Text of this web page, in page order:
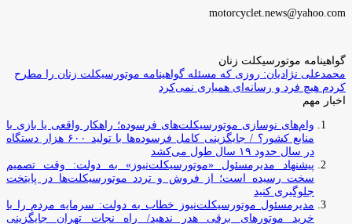
motorcyclet.news@yahoo.com
گواهینامه موتورسیکلت زنان
محمدعلی نژادیان: روزی که مسئله گواهینامه موتورسیکلت زنان را مطرح
کردم هیچ فرد و رسانه‌ای همیاری نمی‌کرد
اخبار مهم
وام‌های نوسازی موتورسیکلت‌های فرسوده؛ راهکار واقعی یا بازی با
منابع کشور؟ / جایگزینی کامل فرسوده‌ها با تولید ۶۰۰ هزار دستگاه
در سال حدود ۱۹ سال طول می‌کشد
پیشنهاد مدیرمسئول «موتورسیکلت‌نیوز» به دولت: وقت تصمیم
سخت رسیده است؛ از فروش و تردد موتورسیکلت‌ها در پایتخت
جلوگیری کنید
مدیرمسئول موتورسیکلت‌نیوز خطاب به دولت: سرمایه مردم را با
خرید موتورهای برقی هدر ندهید/ راه نجات تهران جایگزینی